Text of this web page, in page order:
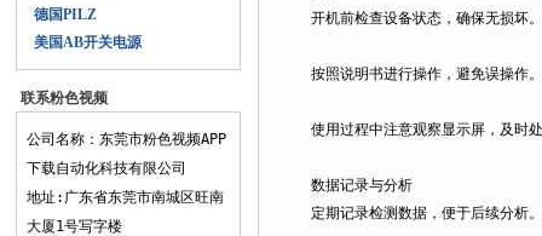
德国PILZ
美国AB开关电源
联系粉色视频
APP下载
公司名称：东莞市粉色视频APP
下载自动化科技有限公司
地址:广东省东莞市南城区旺南
大厦1号写字楼
开机前检查设备状态，确保无损坏。
按照说明书进行操作，避免误操作。
使用过程中注意观察显示屏，及时
数据记录与分析
定期记录检测数据，便于后续分析。